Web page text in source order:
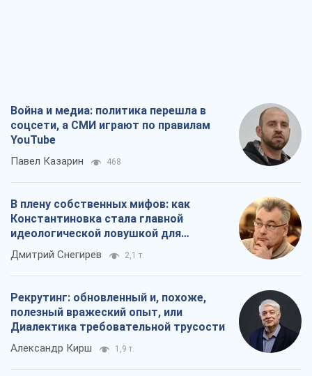
Война и медиа: политика перешла в
соцсети, а СМИ играют по правилам
YouTube
Павел Казарин 468
В плену собственных мифов: как
Константиновка стала главной
идеологической ловушкой для
российских оккупантов
Дмитрий Снегирев 2,1 т.
Рекрутинг: обновленный и, похоже,
полезный вражеский опыт, или
Диалектика требовательной трусости
Александр Кирш 1,9 т.